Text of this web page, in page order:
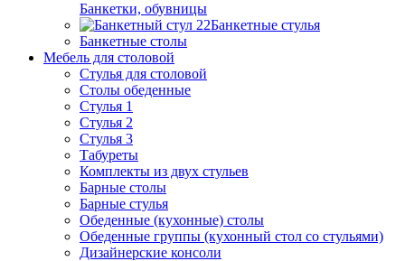
Банкетки, обувницы
Банкетные стулья
Банкетные столы
Мебель для столовой
Стулья для столовой
Столы обеденные
Стулья 1
Стулья 2
Стулья 3
Табуреты
Комплекты из двух стульев
Барные столы
Барные стулья
Обеденные (кухонные) столы
Обеденные группы (кухонный стол со стульями)
Дизайнерские консоли